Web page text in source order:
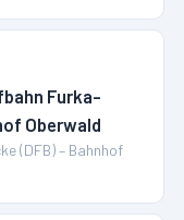
Furka-
Oberwald
(DFB) – Bahnhof